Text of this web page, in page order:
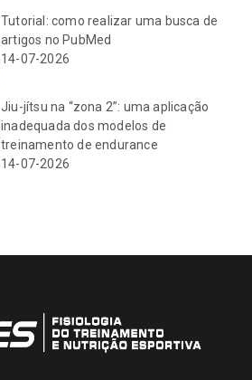
Tutorial: como realizar uma busca de
artigos no PubMed
14-07-2026
Jiu-jítsu na “zona 2”: uma aplicação
inadequada dos modelos de
treinamento de endurance
14-07-2026